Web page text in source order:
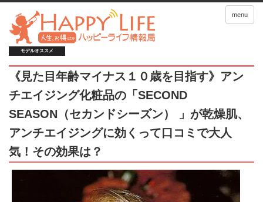
menu
モデルオススメ
《見た目年齢マイナス１０歳を目指す》アン
チエイジング化粧品の「SECOND
SEASON（セカンドシーズン） 」が乾燥肌、
アンチエイジングに効くって口コミで大人
気！その効果は？